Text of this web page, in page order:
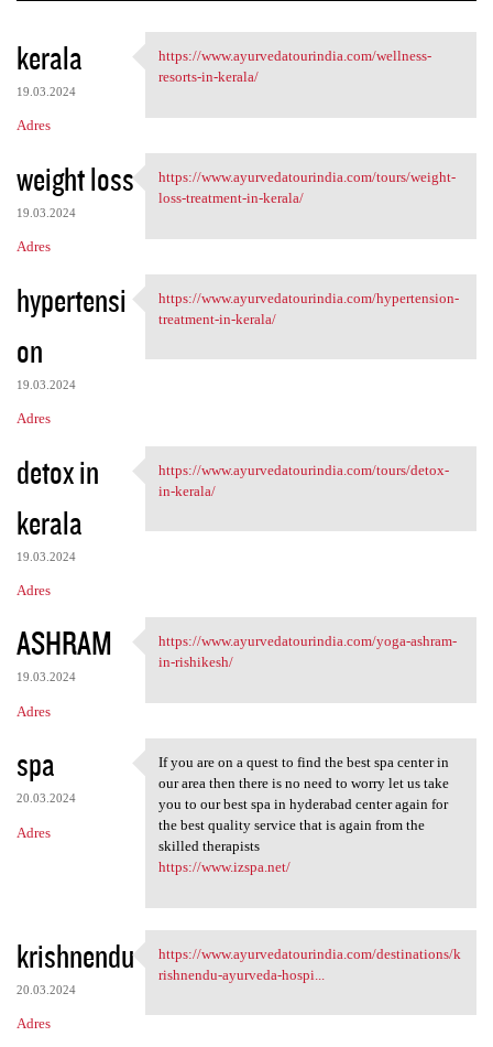
K
o
m
e
n
t
r
z
e
kerala
19.03.2024
Adres
https://www.ayurvedatourindia
https://www.ayurvedatourindia.com/wellness-
resorts-in-kerala/
weight loss
19.03.2024
Adres
https://www.ayurvedatourindia
https://www.ayurvedatourindia.com/tours/weight-
loss-treatment-in-kerala/
hypertensi
on
19.03.2024
Adres
https://www.ayurvedatourindia
https://www.ayurvedatourindia.com/hypertension-
treatment-in-kerala/
detox in
kerala
19.03.2024
Adres
https://www.ayurvedatourindia
https://www.ayurvedatourindia.com/tours/detox-
in-kerala/
ASHRAM
19.03.2024
Adres
https://www.ayurvedatourindia
https://www.ayurvedatourindia.com/yoga-ashram-
in-rishikesh/
spa
20.03.2024
Adres
If you are on a quest to find
If you are on a quest to find the best spa center in
our area then there is no need to worry let us take
you to our best spa in hyderabad center again for
the best quality service that is again from the
skilled therapists
https://www.izspa.net/
krishnendu
20.03.2024
Adres
https://www.ayurvedatourindia
https://www.ayurvedatourindia.com/destinations/k
rishnendu-ayurveda-hospi...